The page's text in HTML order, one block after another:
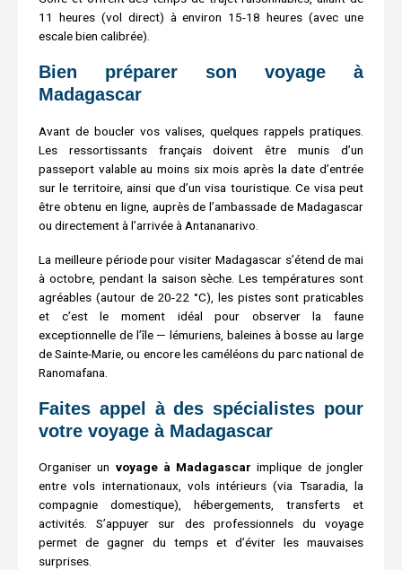
11 heures (vol direct) à environ 15-18 heures (avec une
escale bien calibrée).
Bien préparer son voyage à
Madagascar
Avant de boucler vos valises, quelques rappels pratiques.
Les ressortissants français doivent être munis d’un
passeport valable au moins six mois après la date d’entrée
sur le territoire, ainsi que d’un visa touristique. Ce visa peut
être obtenu en ligne, auprès de l’ambassade de Madagascar
ou directement à l’arrivée à Antananarivo.
La meilleure période pour visiter Madagascar s’étend de mai
à octobre, pendant la saison sèche. Les températures sont
agréables (autour de 20-22 °C), les pistes sont praticables
et c’est le moment idéal pour observer la faune
exceptionnelle de l’île — lémuriens, baleines à bosse au large
de Sainte-Marie, ou encore les caméléons du parc national de
Ranomafana.
Faites appel à des spécialistes pour
votre voyage à Madagascar
Organiser un voyage à Madagascar implique de jongler
entre vols internationaux, vols intérieurs (via Tsaradia, la
compagnie domestique), hébergements, transferts et
activités. S’appuyer sur des professionnels du voyage
permet de gagner du temps et d’éviter les mauvaises
surprises.